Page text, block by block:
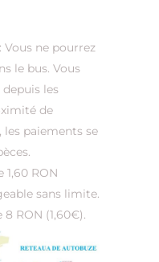
ne pourrez
le bus. Vous
les
de
paiements se
RON
sans limite.
RON (1,60€).